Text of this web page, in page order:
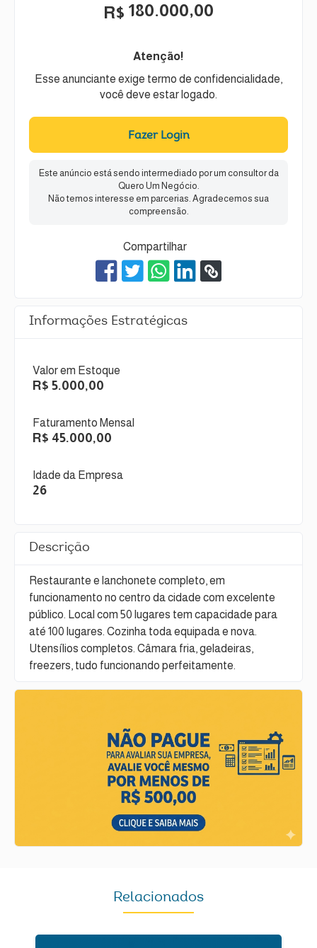
R$ 180.000,00
Atenção!
Esse anunciante exige termo de confidencialidade,
você deve estar logado.
Fazer Login
Este anúncio está sendo intermediado por um consultor da
Quero Um Negócio.
Não temos interesse em parcerias. Agradecemos sua
compreensão.
Compartilhar
Informações Estratégicas
Valor em Estoque
R$ 5.000,00
Faturamento Mensal
R$ 45.000,00
Idade da Empresa
26
Descrição
Restaurante e lanchonete completo, em
funcionamento no centro da cidade com excelente
público. Local com 50 lugares tem capacidade para
até 100 lugares. Cozinha toda equipada e nova.
Utensílios completos. Câmara fria, geladeiras,
freezers, tudo funcionando perfeitamente.
Relacionados